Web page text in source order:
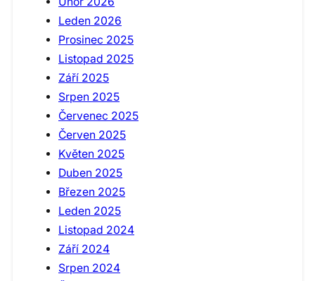
Leden 2026
Prosinec 2025
Listopad 2025
Září 2025
Srpen 2025
Červenec 2025
Červen 2025
Květen 2025
Duben 2025
Březen 2025
Leden 2025
Listopad 2024
Září 2024
Srpen 2024